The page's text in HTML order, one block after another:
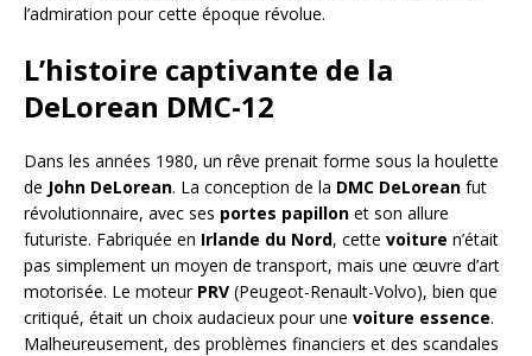
l’admiration pour cette époque révolue.
L’histoire captivante de la
DeLorean DMC-12
Dans les années 1980, un rêve prenait forme sous la houlette
de John DeLorean. La conception de la DMC DeLorean fut
révolutionnaire, avec ses portes papillon et son allure
futuriste. Fabriquée en Irlande du Nord, cette voiture n’était
pas simplement un moyen de transport, mais une œuvre d’art
motorisée. Le moteur PRV (Peugeot-Renault-Volvo), bien que
critiqué, était un choix audacieux pour une voiture essence.
Malheureusement, des problèmes financiers et des scandales